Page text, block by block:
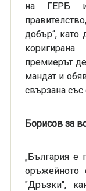
на ГЕРБ и
добър“, като
премиерът
мандат и
свързана със
Борисов за
„България е
оръжейното
"Дръзки",